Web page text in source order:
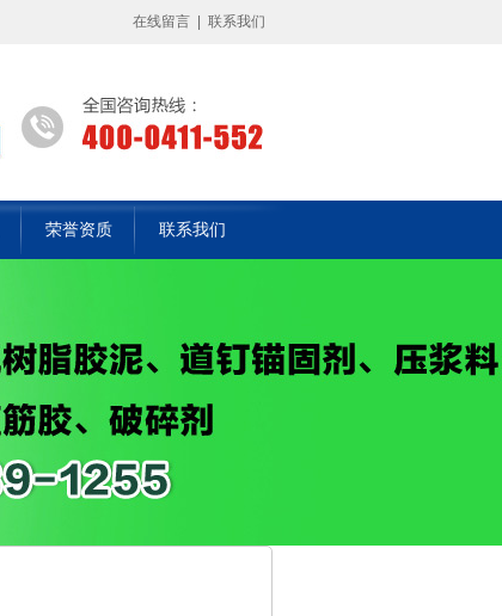
在线留言 联系我们
荣誉资质 联系我们